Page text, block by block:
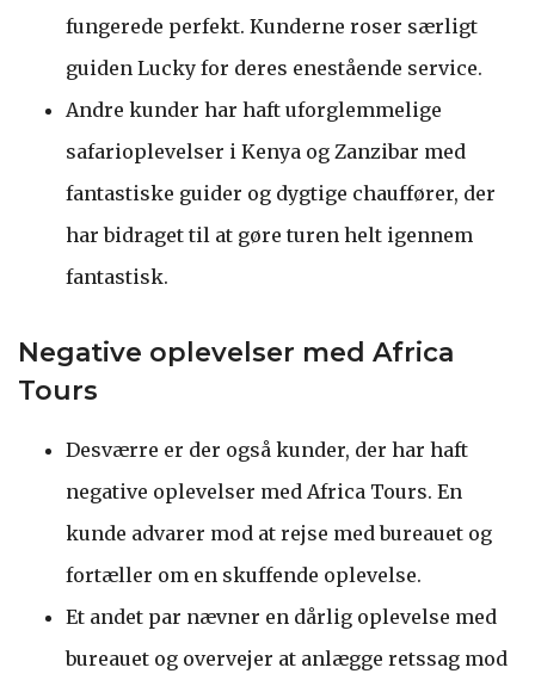
fungerede perfekt. Kunderne roser særligt
guiden Lucky for deres enestående service.
Andre kunder har haft uforglemmelige
safarioplevelser i Kenya og Zanzibar med
fantastiske guider og dygtige chauffører, der
har bidraget til at gøre turen helt igennem
fantastisk.
Negative oplevelser med Africa
Tours
Desværre er der også kunder, der har haft
negative oplevelser med Africa Tours. En
kunde advarer mod at rejse med bureauet og
fortæller om en skuffende oplevelse.
Et andet par nævner en dårlig oplevelse med
bureauet og overvejer at anlægge retssag mod